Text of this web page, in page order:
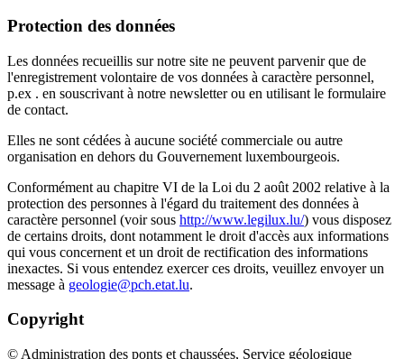
Protection des données
Les données recueillis sur notre site ne peuvent parvenir que de
l'enregistrement volontaire de vos données à caractère personnel,
p.ex . en souscrivant à notre newsletter ou en utilisant le formulaire
de contact.
Elles ne sont cédées à aucune société commerciale ou autre
organisation en dehors du Gouvernement luxembourgeois.
Conformément au chapitre VI de la Loi du 2 août 2002 relative à la
protection des personnes à l'égard du traitement des données à
caractère personnel (voir sous http://www.legilux.lu/) vous disposez
de certains droits, dont notamment le droit d'accès aux informations
qui vous concernent et un droit de rectification des informations
inexactes. Si vous entendez exercer ces droits, veuillez envoyer un
message à geologie@pch.etat.lu.
Copyright
© Administration des ponts et chaussées, Service géologique